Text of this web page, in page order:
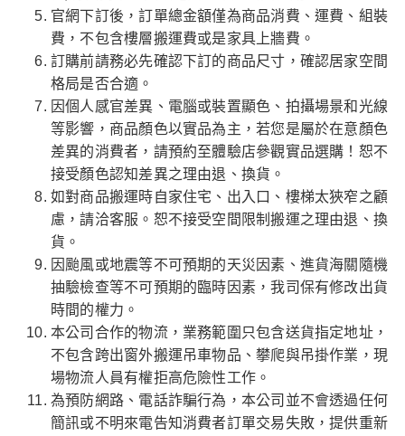
官網下訂後，訂單總金額僅為商品消費、運費、組裝
費，不包含樓層搬運費或是家具上牆費。
訂購前請務必先確認下訂的商品尺寸，確認居家空間
格局是否合適。
因個人感官差異、電腦或裝置顯色、拍攝場景和光線
等影響，商品顏色以實品為主，若您是屬於在意顏色
差異的消費者，請預約至體驗店參觀實品選購！恕不
接受顏色認知差異之理由退、換貨。
如對商品搬運時自家住宅、出入口、樓梯太狹窄之顧
慮，請洽客服。恕不接受空間限制搬運之理由退、換
貨。
因颱風或地震等不可預期的天災因素、進貨海關隨機
抽驗檢查等不可預期的臨時因素，我司保有修改出貨
時間的權力。
本公司合作的物流，業務範圍只包含送貨指定地址，
不包含跨出窗外搬運吊車物品、攀爬與吊掛作業，現
場物流人員有權拒高危險性工作。
為預防網路、電話詐騙行為，本公司並不會透過任何
簡訊或不明來電告知消費者訂單交易失敗，提供重新